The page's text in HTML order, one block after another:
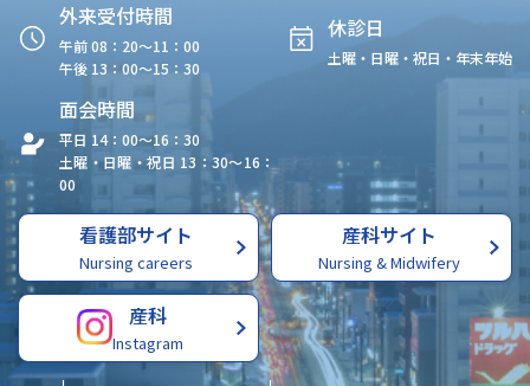
外来受付時間
午前 08：20〜11：00
午後 13：00〜15：30
休診日
土曜・日曜・祝日・年末年始
面会時間
平日 14：00〜16：30
土曜・日曜・祝日 13：30〜16：
00
看護部サイト
Nursing careers
産科サイト
Nursing & Midwifery
産科
Instagram